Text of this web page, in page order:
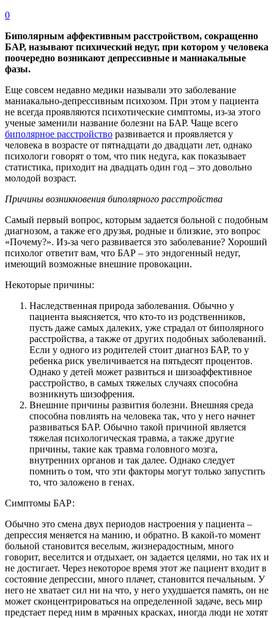
0
Биполярным аффективным расстройством, сокращенно
БАР, называют психический недуг, при котором у человека
поочередно возникают депрессивные и маниакальные
фазы.
Еще совсем недавно медики называли это заболевание
маниакально-депрессивным психозом. При этом у пациента
не всегда проявляются психотические симптомы, из-за этого
ученые заменили название болезни на БАР. Чаще всего
биполярное расстройство развивается и проявляется у
человека в возрасте от пятнадцати до двадцати лет, однако
психологи говорят о том, что пик недуга, как показывает
статистика, приходит на двадцать один год – это довольно
молодой возраст.
Причины возникновения биполярного расстройства
Самый первый вопрос, которым задается больной с подобным
диагнозом, а также его друзья, родные и близкие, это вопрос
«Почему?». Из-за чего развивается это заболевание? Хороший
психолог ответит вам, что БАР – это эндогенный недуг,
имеющий возможные внешние провокации.
Некоторые причины:
Наследственная природа заболевания. Обычно у
пациента выясняется, что кто-то из родственников,
пусть даже самых далеких, уже страдал от биполярного
расстройства, а также от других подобных заболеваний.
Если у одного из родителей стоит диагноз БАР, то у
ребенка риск увеличивается на пятьдесят процентов.
Однако у детей может развиться и шизоаффективное
расстройство, в самых тяжелых случаях способна
возникнуть шизофрения.
Внешние причины развития болезни. Внешняя среда
способна повлиять на человека так, что у него начнет
развиваться БАР. Обычно такой причиной является
тяжелая психологическая травма, а также другие
причины, такие как травма головного мозга,
внутренних органов и так далее. Однако следует
помнить о том, что эти факторы могут только запустить
то, что заложено в генах.
Симптомы БАР:
Обычно это смена двух периодов настроения у пациента –
депрессия меняется на манию, и обратно. В какой-то момент
больной становится веселым, жизнерадостным, много
говорит, веселится и отдыхает, он задается целями, но так их и
не достигает. Через некоторое время этот же пациент входит в
состояние депрессии, много плачет, становится печальным. У
него не хватает сил ни на что, у него ухудшается память, он не
может сконцентрироваться на определенной задаче, весь мир
предстает перед ним в мрачных красках, иногда люди не хотят